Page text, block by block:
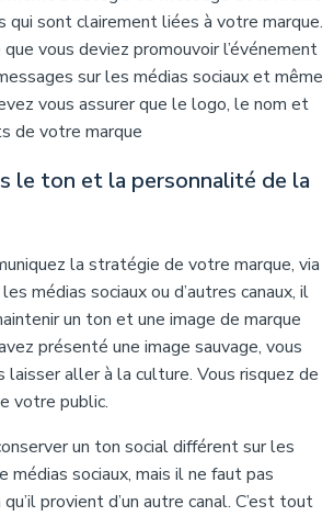
sont clairement liées à votre marque.
vous deviez promouvoir l’événement
sur les médias sociaux et même
vous assurer que le logo, le nom et
de votre marque
le ton et la personnalité de la
la stratégie de votre marque, via
médias sociaux ou d’autres canaux, il
un ton et une image de marque
présenté une image sauvage, vous
laisser aller à la culture. Vous risquez de
votre public.
un ton social différent sur les
médias sociaux, mais il ne faut pas
provient d’un autre canal. C’est tout